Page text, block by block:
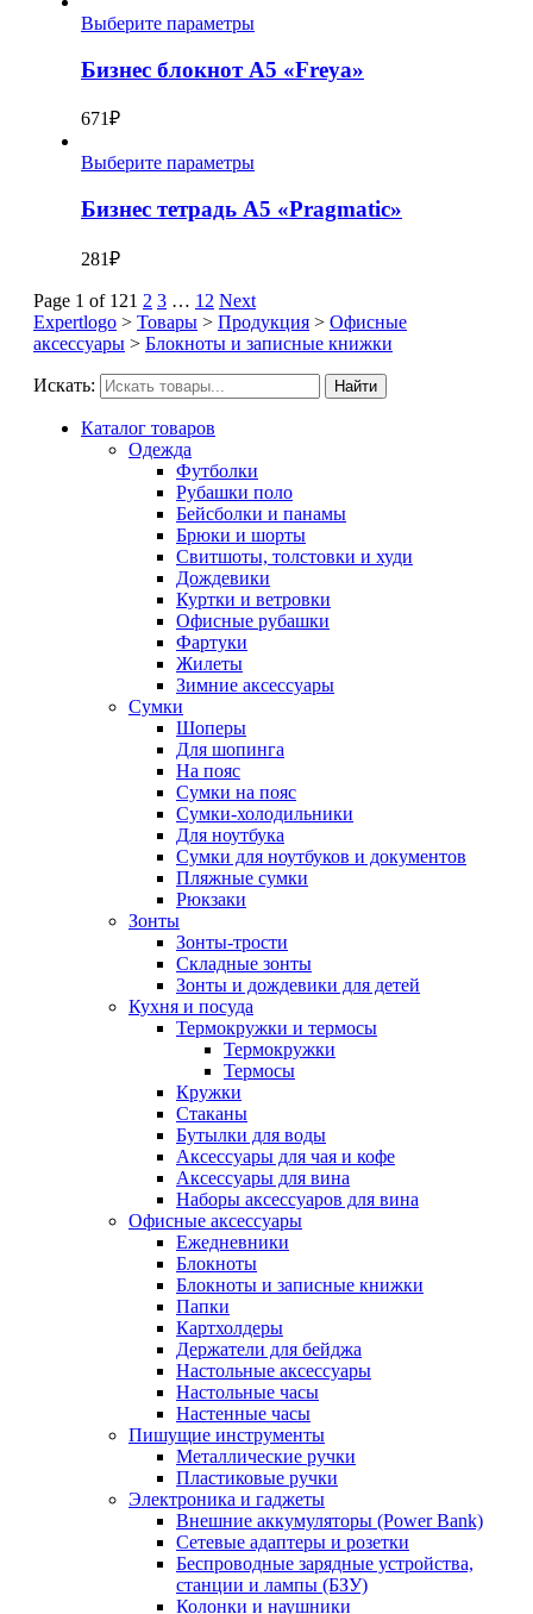
Выберите параметры
Бизнес блокнот А5 «Freya»
671₽
Выберите параметры
Бизнес тетрадь А5 «Pragmatic»
281₽
Page 1 of 121 2 3 … 12 Next
Expertlogo > Товары > Продукция > Офисные
аксессуары > Блокноты и записные книжки
Искать: Найти
Каталог товаров
Одежда
Футболки
Рубашки поло
Бейсболки и панамы
Брюки и шорты
Свитшоты, толстовки и худи
Дождевики
Куртки и ветровки
Офисные рубашки
Фартуки
Жилеты
Зимние аксессуары
Сумки
Шоперы
Для шопинга
На пояс
Сумки на пояс
Сумки-холодильники
Для ноутбука
Сумки для ноутбуков и документов
Пляжные сумки
Рюкзаки
Зонты
Зонты-трости
Складные зонты
Зонты и дождевики для детей
Кухня и посуда
Термокружки и термосы
Термокружки
Термосы
Кружки
Стаканы
Бутылки для воды
Аксессуары для чая и кофе
Аксессуары для вина
Наборы аксессуаров для вина
Офисные аксессуары
Ежедневники
Блокноты
Блокноты и записные книжки
Папки
Картхолдеры
Держатели для бейджа
Настольные аксессуары
Настольные часы
Настенные часы
Пишущие инструменты
Металлические ручки
Пластиковые ручки
Электроника и гаджеты
Внешние аккумуляторы (Power Bank)
Сетевые адаптеры и розетки
Беспроводные зарядные устройства,
станции и лампы (БЗУ)
Колонки и наушники